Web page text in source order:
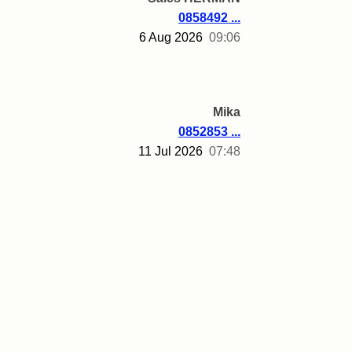
0858492 ...
6 Aug 2026 09:06
Mika
0852853 ...
11 Jul 2026 07:48